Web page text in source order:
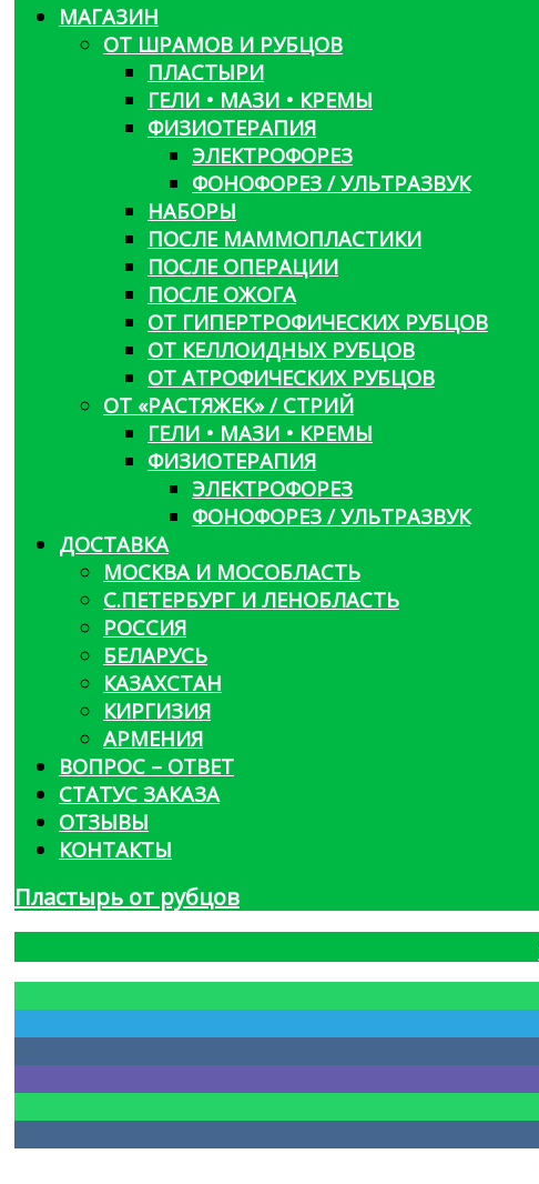
МАГАЗИН
ОТ ШРАМОВ И РУБЦОВ
ПЛАСТЫРИ
ГЕЛИ • МАЗИ • КРЕМЫ
ФИЗИОТЕРАПИЯ
ЭЛЕКТРОФОРЕЗ
ФОНОФОРЕЗ / УЛЬТРАЗВУК
НАБОРЫ
ПОСЛЕ МАММОПЛАСТИКИ
ПОСЛЕ ОПЕРАЦИИ
ПОСЛЕ ОЖОГА
ОТ ГИПЕРТРОФИЧЕСКИХ РУБЦОВ
ОТ КЕЛЛОИДНЫХ РУБЦОВ
ОТ АТРОФИЧЕСКИХ РУБЦОВ
ОТ «РАСТЯЖЕК» / СТРИЙ
ГЕЛИ • МАЗИ • КРЕМЫ
ФИЗИОТЕРАПИЯ
ЭЛЕКТРОФОРЕЗ
ФОНОФОРЕЗ / УЛЬТРАЗВУК
ДОСТАВКА
МОСКВА И МОСОБЛАСТЬ
С.ПЕТЕРБУРГ И ЛЕНОБЛАСТЬ
РОССИЯ
БЕЛАРУСЬ
КАЗАХСТАН
КИРГИЗИЯ
АРМЕНИЯ
ВОПРОС – ОТВЕТ
СТАТУС ЗАКАЗА
ОТЗЫВЫ
КОНТАКТЫ
Пластырь от рубцов